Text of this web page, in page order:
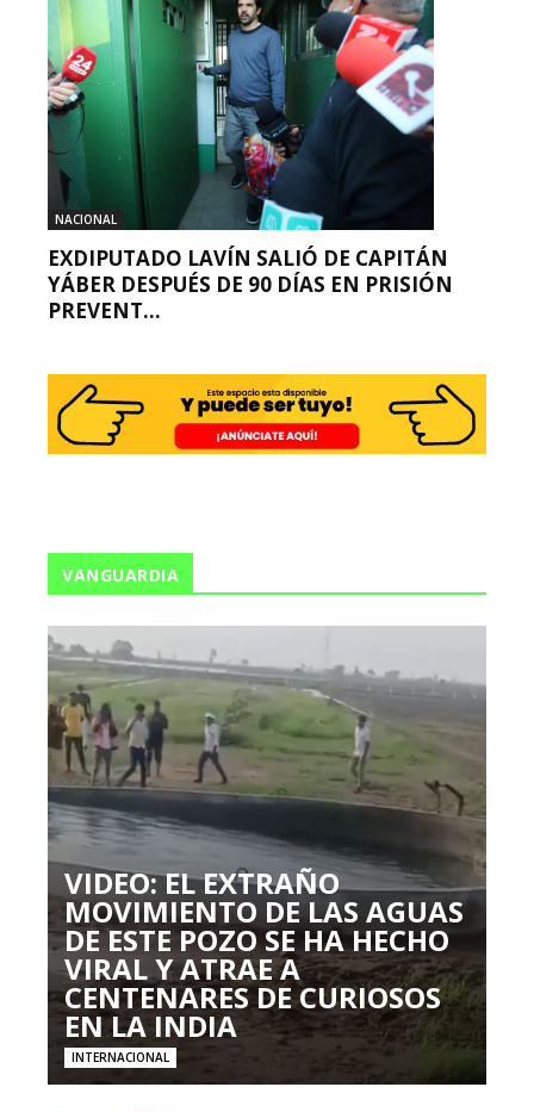
NACIONAL
EXDIPUTADO LAVÍN SALIÓ DE CAPITÁN
YÁBER DESPUÉS DE 90 DÍAS EN PRISIÓN
PREVENT...
VANGUARDIA
VIDEO: EL EXTRAÑO
MOVIMIENTO DE LAS AGUAS
DE ESTE POZO SE HA HECHO
VIRAL Y ATRAE A
CENTENARES DE CURIOSOS
EN LA INDIA
INTERNACIONAL